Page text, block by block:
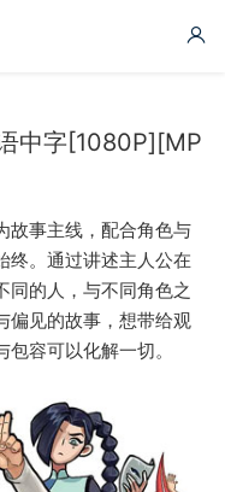
中字[1080P][MP
故事主线，配合角色与
终。通过讲述主人公在
同的人，与不同角色之
偏见的故事，想带给观
容可以化解一切。